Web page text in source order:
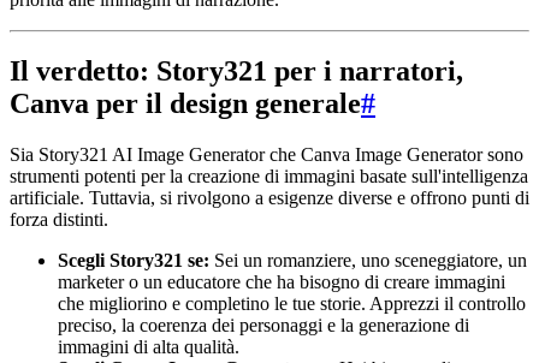
Il verdetto: Story321 per i narratori,
Canva per il design generale#
Sia Story321 AI Image Generator che Canva Image Generator sono
strumenti potenti per la creazione di immagini basate sull'intelligenza
artificiale. Tuttavia, si rivolgono a esigenze diverse e offrono punti di
forza distinti.
Scegli Story321 se: Sei un romanziere, uno sceneggiatore, un
marketer o un educatore che ha bisogno di creare immagini
che migliorino e completino le tue storie. Apprezzi il controllo
preciso, la coerenza dei personaggi e la generazione di
immagini di alta qualità.